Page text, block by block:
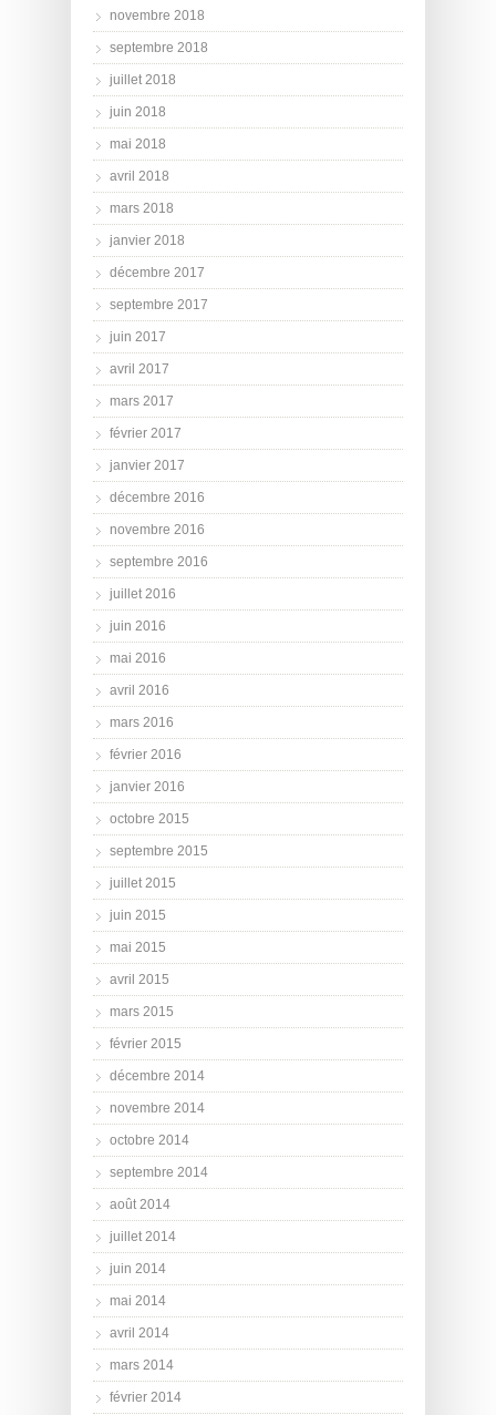
novembre 2018
septembre 2018
juillet 2018
juin 2018
mai 2018
avril 2018
mars 2018
janvier 2018
décembre 2017
septembre 2017
juin 2017
avril 2017
mars 2017
février 2017
janvier 2017
décembre 2016
novembre 2016
septembre 2016
juillet 2016
juin 2016
mai 2016
avril 2016
mars 2016
février 2016
janvier 2016
octobre 2015
septembre 2015
juillet 2015
juin 2015
mai 2015
avril 2015
mars 2015
février 2015
décembre 2014
novembre 2014
octobre 2014
septembre 2014
août 2014
juillet 2014
juin 2014
mai 2014
avril 2014
mars 2014
février 2014